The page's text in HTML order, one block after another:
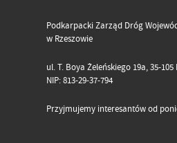
Podkarpacki Zarząd Dróg
w Rzeszowie
ul. T. Boya Żeleńskiego 19a, 35-105
NIP: 813-29-37-794
Przyjmujemy interesantów od